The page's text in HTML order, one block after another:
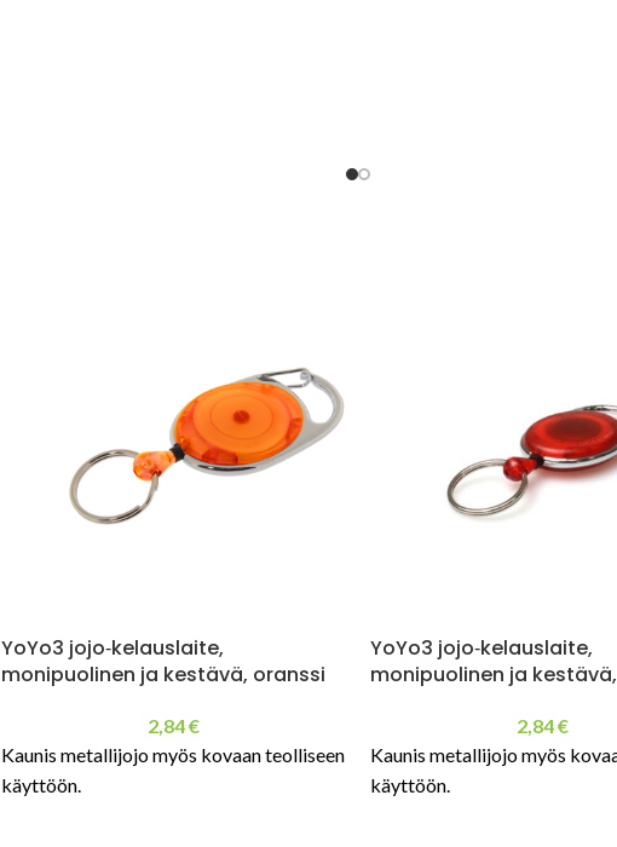
YoYo3 jojo‑kelauslaite,
monipuolinen ja kestävä, oranssi
2,84€
Kaunis metallijojo myös kovaan teolliseen
käyttöön.
YoYo3 jojo‑kelauslaite,
monipuolinen ja
2,84€
Kaunis metallijojo myös
käyttöön.